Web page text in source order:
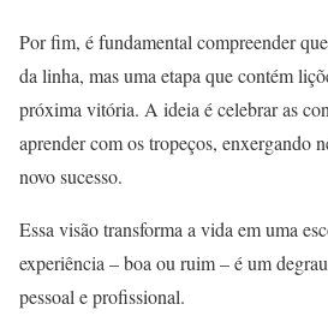
Por fim, é fundamental compreender
da linha, mas uma etapa que contém
próxima vitória. A ideia é celebrar as
aprender com os tropeços, enxergando
novo sucesso.
Essa visão transforma a vida em uma
experiência – boa ou ruim – é um
pessoal e profissional.